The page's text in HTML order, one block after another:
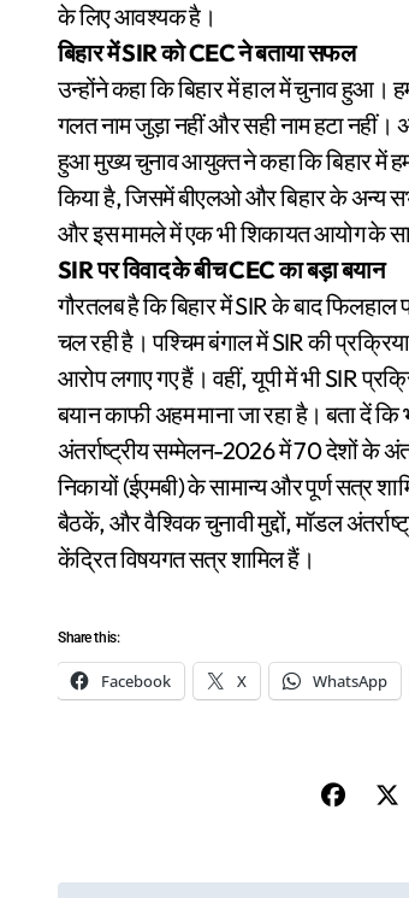
के लिए आवश्यक है।
बिहार में SIR को CEC ने बताया सफल
उन्होंने कहा कि बिहार में हाल में चुनाव हुआ।
गलत नाम जुड़ा नहीं और सही नाम हटा नहीं।
हुआ मुख्य चुनाव आयुक्त ने कहा कि बिहार में
किया है, जिसमें बीएलओ और बिहार के अन्य
और इस मामले में एक भी शिकायत आयोग के
SIR पर विवाद के बीच CEC का बड़ा बयान
गौरतलब है कि बिहार में SIR के बाद
चल रही है। पश्चिम बंगाल में SIR की
आरोप लगाए गए हैं। वहीं, यूपी में भी SIR
बयान काफी अहम माना जा रहा है। बता दें
अंतर्राष्ट्रीय सम्मेलन-2026 में 70 देशों के
निकायों (ईएमबी) के सामान्य और पूर्ण सत्र
बैठकें, और वैश्विक चुनावी मुद्दों, मॉडल
केंद्रित विषयगत सत्र शामिल हैं।
Share this:
Facebook X WhatsApp